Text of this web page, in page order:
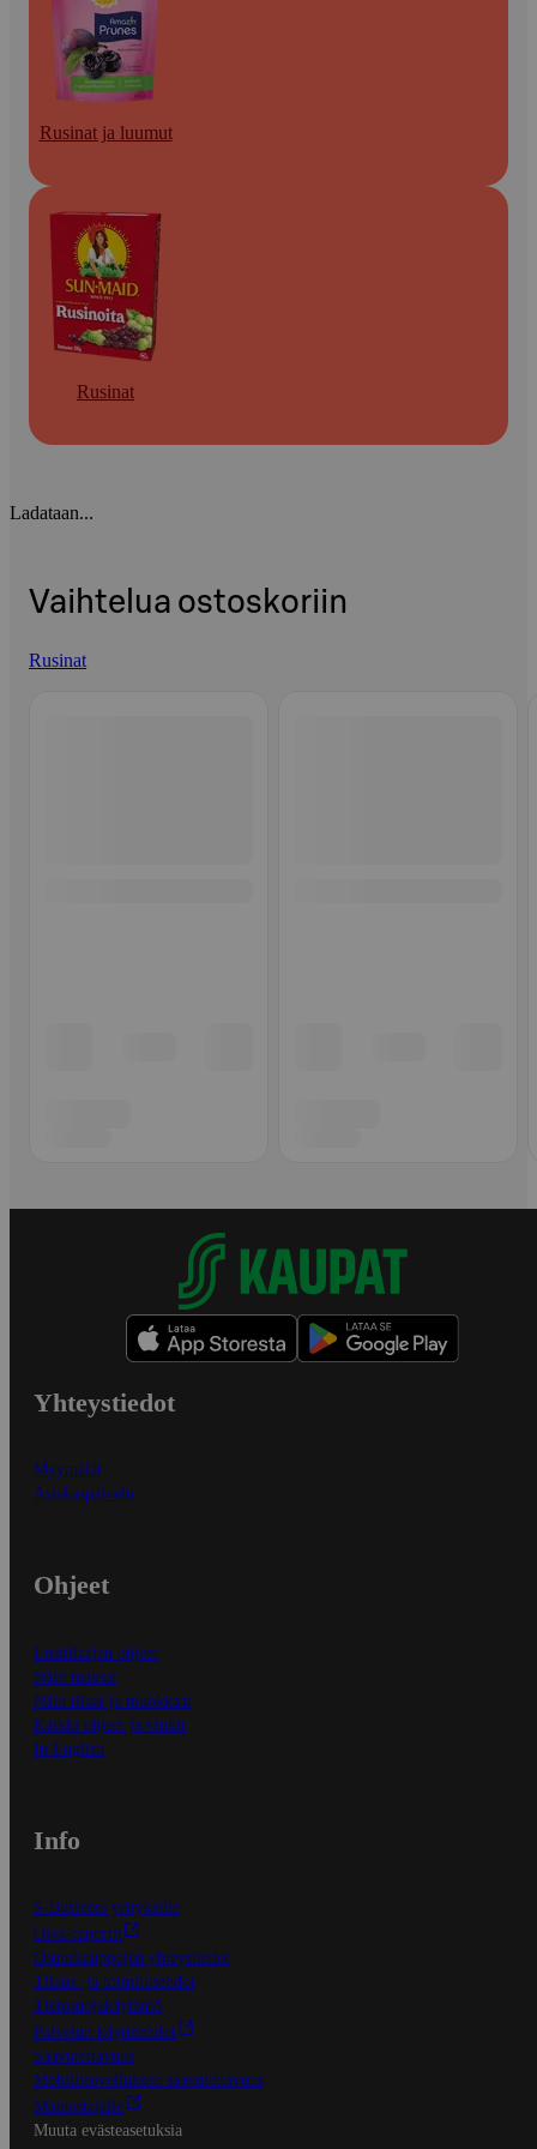
Rusinat ja luumut
Rusinat
Ladataan...
Vaihtelua ostoskoriin
Rusinat
Yhteystiedot
Myymälät
Asiakaspalvelu
Ohjeet
Ensitilaajan ohjeet
Näin maksat
Näin tilaat ja muokkaat
Kaikki ohjeet ja vinkit
In English
Info
S-Business yrityksille
Oiva-raportit
Osuuskauppojen yhteystiedot
Tilaus- ja toimitusehdot
Tietosuojakäytäntö
Palvelun käyttöehdot
Saavutettavuus
Mobiilisovelluksen saavutettavuus
Mainostajalle
Muuta evästeasetuksia